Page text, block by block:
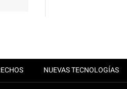
NUEVAS TECNOLOGÍAS